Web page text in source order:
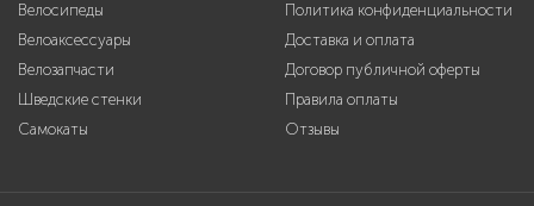
Велосипеды
Велоаксессуары
Велозапчасти
Шведские стенки
Самокаты
Политика конфиденциальности
Доставка и оплата
Договор публичной оферты
Правила оплаты
Отзывы